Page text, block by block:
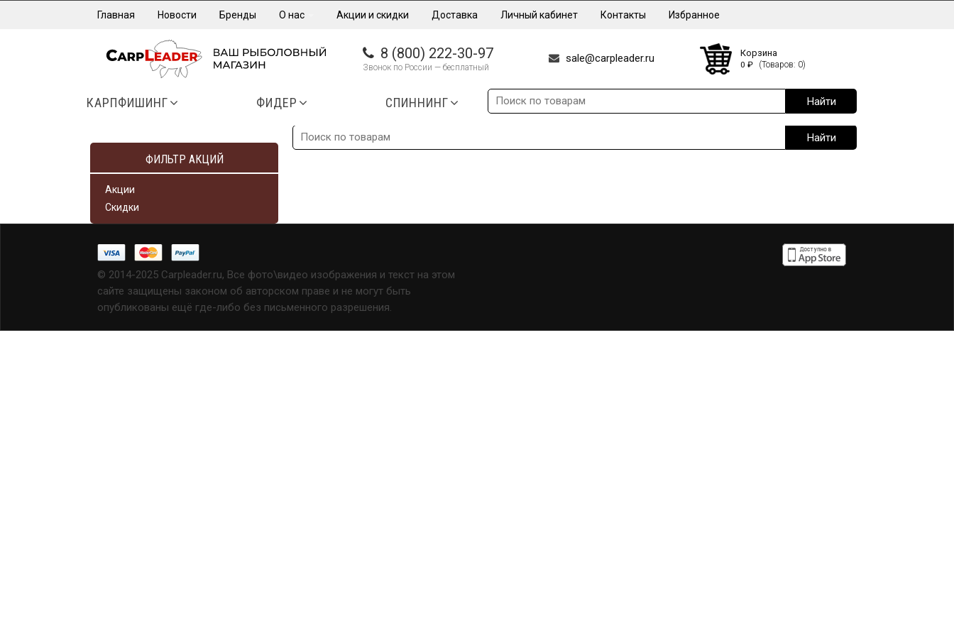
Главная Новости Бренды О нас Акции и скидки Доставка Личный кабинет Контакты Избранное
8 (800) 222-30-97
Звонок по России — бесплатный
sale@carpleader.ru Корзина
0 ₽ (Товаров: 0)
КАРПФИШИНГ ФИДЕР СПИННИНГ
ФИЛЬТР АКЦИЙ
Акции
Скидки
© 2014-2025 Carpleader.ru, Все фото\видео изображения и текст на этом
сайте защищены законом об авторском праве и не могут быть
опубликованы ещё где-либо без письменного разрешения.